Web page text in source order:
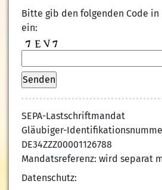
Bitte gib den folgenden Code in
ein:
SEPA-Lastschriftmandat
Gläubiger-
DE34ZZZ00001126788
Mandatsreferenz: wird separat
Datenschutz: